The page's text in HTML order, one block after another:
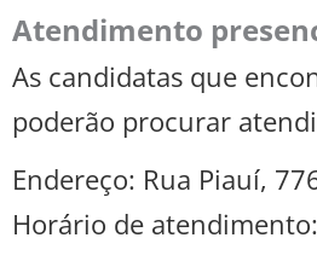
Atendimento
As candidatas que
poderão procurar
Endereço: Rua Piauí,
Horário de